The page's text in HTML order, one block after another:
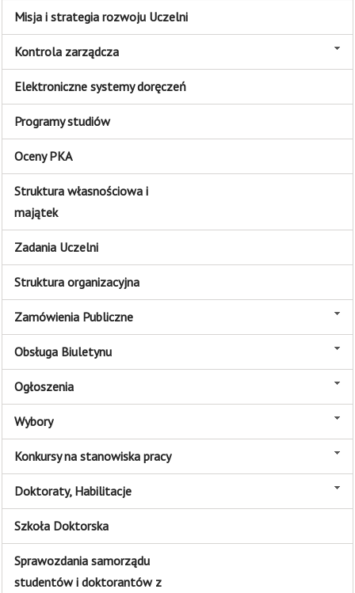
Misja i strategia rozwoju Uczelni
Kontrola zarządcza
Elektroniczne systemy doręczeń
Programy studiów
Oceny PKA
Struktura własnościowa i
majątek
Zadania Uczelni
Struktura organizacyjna
Zamówienia Publiczne
Obsługa Biuletynu
Ogłoszenia
Wybory
Konkursy na stanowiska pracy
Doktoraty, Habilitacje
Szkoła Doktorska
Sprawozdania samorządu
studentów i doktorantów z